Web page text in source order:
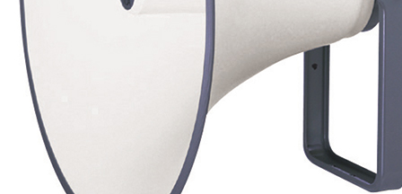
กลับสู่หน้าร้านค้า